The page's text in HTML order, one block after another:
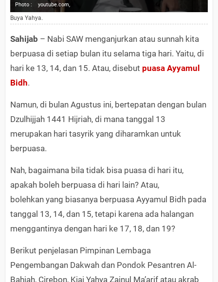
Photo : youtube.com,
Buya Yahya.
Sahijab – Nabi SAW menganjurkan atau sunnah kita
berpuasa di setiap bulan itu selama tiga hari. Yaitu, di
hari ke 13, 14, dan 15. Atau, disebut puasa Ayyamul
Bidh.
Namun, di bulan Agustus ini, bertepatan dengan bulan
Dzulhijjah 1441 Hijriah, di mana tanggal 13
merupakan hari tasyrik yang diharamkan untuk
berpuasa.
Nah, bagaimana bila tidak bisa puasa di hari itu,
apakah boleh berpuasa di hari lain? Atau,
bolehkan yang biasanya berpuasa Ayyamul Bidh pada
tanggal 13, 14, dan 15, tetapi karena ada halangan
menggantinya dengan hari ke 17, 18, dan 19?
Berikut penjelasan Pimpinan Lembaga
Pengembangan Dakwah dan Pondok Pesantren Al-
Bahjah, Cirebon, Kiai Yahya Zainul Ma’arif atau akrab